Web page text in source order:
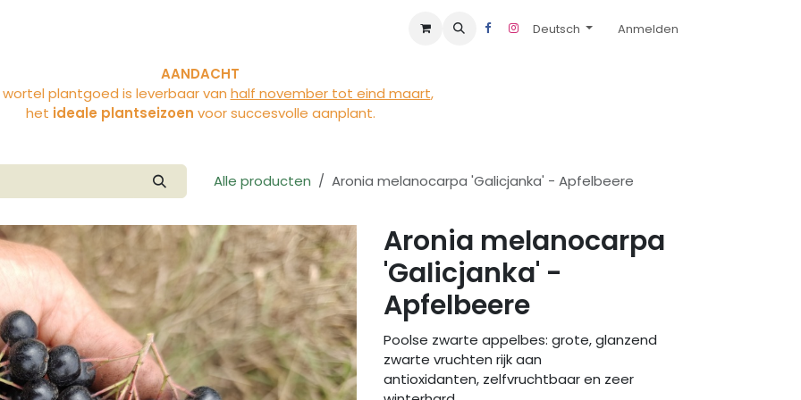
Deutsch Anmelden
AANDACHT
plantgoed is leverbaar van half november tot eind maart,
het ideale plantseizoen voor succesvolle aanplant.
Alle producten Aronia melanocarpa 'Galicjanka' - Apfelbeere
Aronia melanocarpa
'Galicjanka' -
Apfelbeere
Poolse zwarte appelbes: grote, glanzend
zwarte vruchten rijk aan
antioxidanten, zelfvruchtbaar en zeer